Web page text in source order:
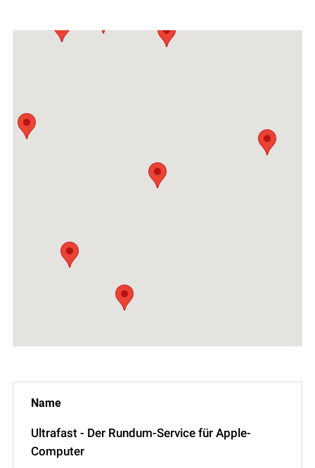
Ultrafast - Der Rundum-Service für Apple-
Computer